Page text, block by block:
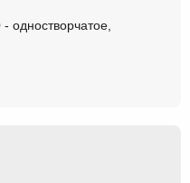
одностворчатое,